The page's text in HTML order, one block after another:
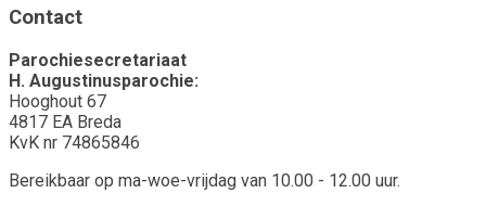
Contact
Parochiesecretariaat
H. Augustinusparochie:
Hooghout 67
4817 EA Breda
KvK nr 74865846
Bereikbaar op ma-woe-vrijdag van 10.00 - 12.00 uur.